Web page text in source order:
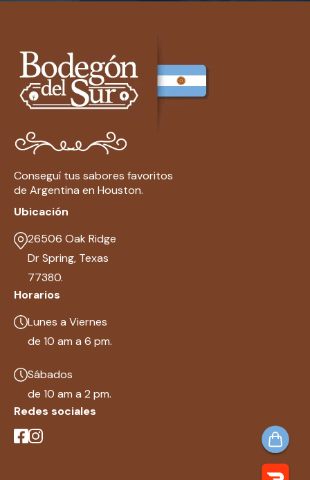
Conseguí tus sabores favoritos
de Argentina en Houston.
Ubicación
26506 Oak Ridge
Dr Spring, Texas
77380.
Horarios
Lunes a Viernes
de 10 am a 6 pm.
Sábados
de 10 am a 2 pm.
Redes sociales